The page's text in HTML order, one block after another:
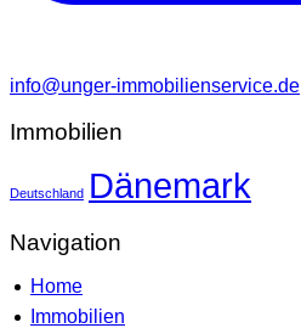
info@unger-immobilienservice.de
Immobilien
Deutschland Dänemark
Navigation
Home
Immobilien